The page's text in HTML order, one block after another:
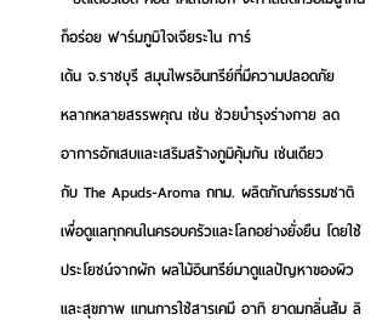
ก็อร่อย ฟาร์มภูมิใจเจียระไน การ์
เด้น จ.ราชบุรี สมุนไพรอินทรีย์ที่มีความปลอดภัย
หลากหลายสรรพคุณ เช่น ช่วยบำรุงร่างกาย ลด
อาการอักเสบและเสริมสร้างภูมิคุ้มกัน เช่นเดียว
กับ The Apuds-Aroma กทม. ผลิตภัณฑ์ธรรมชาติ
เพื่อดูแลทุกคนในครอบครัวและโลกอย่างยั่งยืน โดยใช้
ประโยชน์จากผัก ผลไม้อินทรีย์มาดูแลปัญหาของผิว
และสุขภาพ แทนการใช้สารเคมี อาทิ ยาดมกลิ่นส้ม ลิ